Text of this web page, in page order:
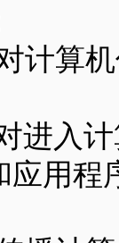
计算
进入
应用程